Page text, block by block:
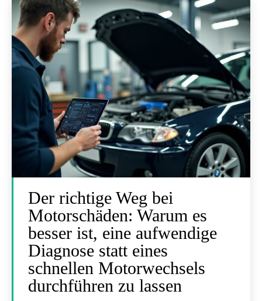
Der richtige Weg bei
Motorschäden: Warum es
besser ist, eine aufwendige
Diagnose statt eines
schnellen Motorwechsels
durchführen zu lassen